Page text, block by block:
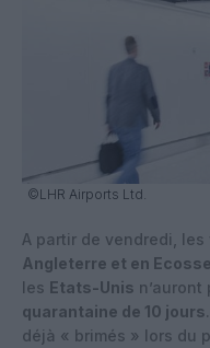
©LHR Airports Ltd.
A partir de vendredi,
Angleterre et en Ecosse
les Etats-Unis
quarantaine de 10 jours
déjà « brimés » lors du